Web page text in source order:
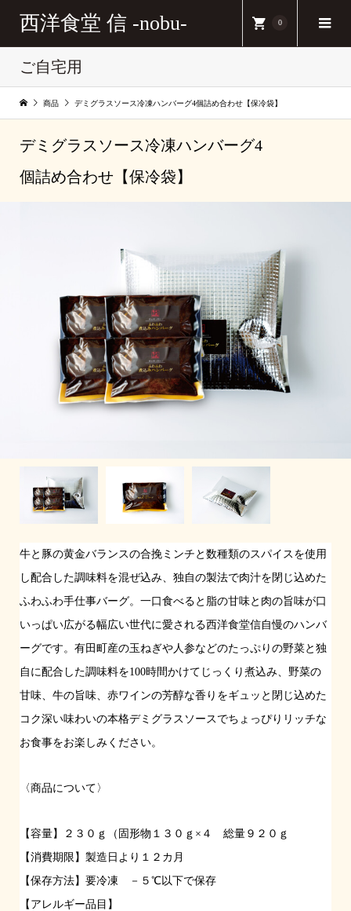
西洋食堂 信 -nobu- 0
ご自宅用
商品 デミグラスソース冷凍ハンバーグ4個詰め合わせ【保冷袋】
デミグラスソース冷凍ハンバーグ4
個詰め合わせ【保冷袋】
牛と豚の黄金バランスの合挽ミンチと数種類のスパイスを使用
し配合した調味料を混ぜ込み、独自の製法で肉汁を閉じ込めた
ふわふわ手仕事バーグ。一口食べると脂の甘味と肉の旨味が口
いっぱい広がる幅広い世代に愛される西洋食堂信自慢のハンバ
ーグです。有田町産の玉ねぎや人参などのたっぷりの野菜と独
自に配合した調味料を100時間かけてじっくり煮込み、野菜の
甘味、牛の旨味、赤ワインの芳醇な香りをギュッと閉じ込めた
コク深い味わいの本格デミグラスソースでちょっぴりリッチな
お食事をお楽しみください。
〈商品について〉
【容量】２３０ｇ（固形物１３０ｇ×４ 総量９２０ｇ
【消費期限】製造日より１２カ月
【保存方法】要冷凍 －５℃以下で保存
【アレルギー品目】